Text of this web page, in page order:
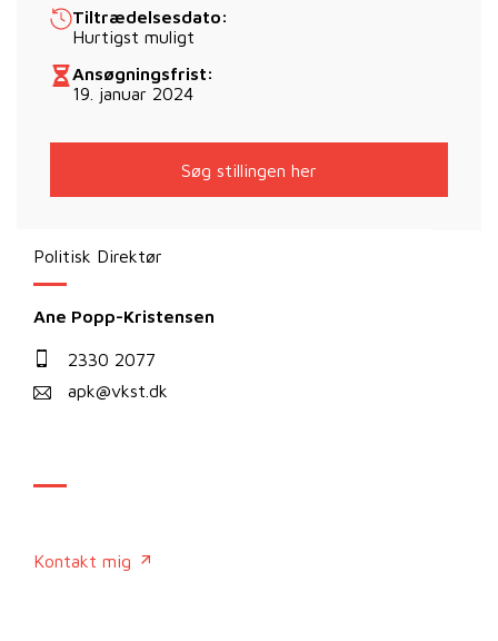
Tiltrædelsesdato:
Hurtigst muligt
Ansøgningsfrist:
19. januar 2024
Søg stillingen her
Politisk Direktør
Ane Popp-Kristensen
2330 2077
apk@vkst.dk
Kontakt mig